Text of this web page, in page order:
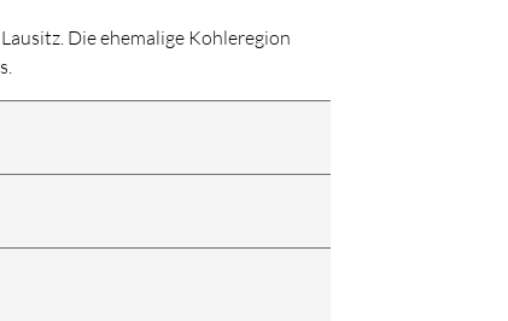
Die ehemalige Kohleregion